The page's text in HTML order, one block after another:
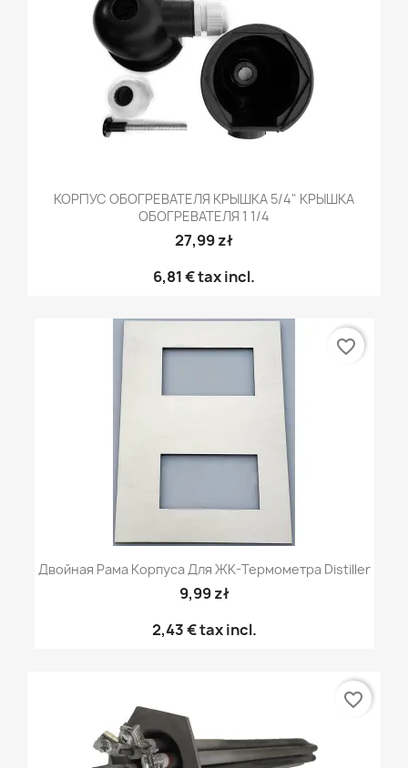
КОРПУС ОБОГРЕВАТЕЛЯ КРЫШКА 5/4" КРЫШКА
ОБОГРЕВАТЕЛЯ 1 1/4
27,99 zł
6,81 €tax incl.
Двойная Рама Корпуса Для ЖК-Термометра Distiller
9,99 zł
2,43 €tax incl.
favorite_border
favorite_border